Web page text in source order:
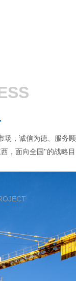
场，诚信为德、服务顾
，面向全国"的战略目